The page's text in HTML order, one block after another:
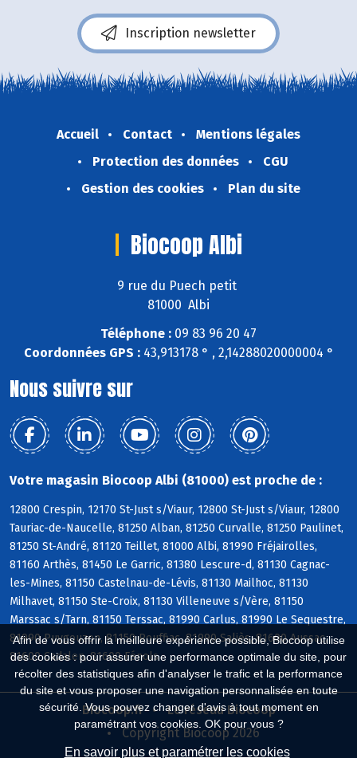
Afin de vous offrir la meilleure expérience possible, Biocoop utilise
des cookies : pour assurer une performance optimale du site, pour
récolter des statistiques afin d'analyser le trafic et la performance
du site et vous proposer une navigation personnalisée en toute
sécurité. Vous pouvez changer d'avis à tout moment en
paramétrant vos cookies. OK pour vous ?
En savoir plus et paramétrer les cookies
Inscription newsletter
Accueil Contact
Mentions légales
Protection des données
CGU
Gestion des cookies
Plan du site
Biocoop Albi
9 rue du Puech petit
81000 Albi
Téléphone : 09 83 96 20 47
Coordonnées GPS :43,913178 ° , 2,14288020000004 °
Nous suivre sur
Votre magasin Biocoop Albi (81000) est proche de :
12800 Crespin, 12170 St-Just s/Viaur, 12800 St-Just s/Viaur, 12800
Tauriac-de-Naucelle, 81250 Alban, 81250 Curvalle, 81250 Paulinet,
81250 St-André, 81120 Teillet, 81000 Albi, 81990 Fréjairolles,
81160 Arthès, 81450 Le Garric, 81380 Lescure-d, 81130 Cagnac-
les-Mines, 81150 Castelnau-de-Lévis, 81130 Mailhoc, 81130
Milhavet, 81150 Ste-Croix, 81130 Villeneuve s/Vère, 81150
Marssac s/Tarn, 81150 Terssac, 81990 Carlus, 81990 Le Sequestre,
81990 Puygouzon, 81150 Rouffiac, 81990 Saliès, 81600 Aussac,
81600 Cadalen, 81600 Fénols
Biocoop.fr
Le réseau Biocoop
Copyright Biocoop 2026